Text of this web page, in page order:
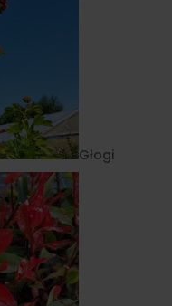
Głogi